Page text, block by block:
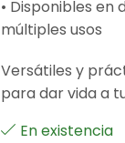
• Disponibles
múltiples usos
Versátiles y
para dar vida a
En existencia